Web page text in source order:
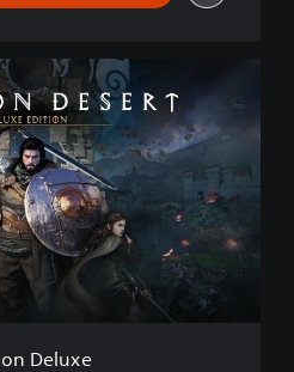
Deluxe